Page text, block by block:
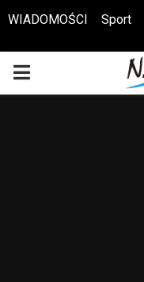
Otwórz pasek narzędzi
WIADOMOŚCI Sport
PRIMARY